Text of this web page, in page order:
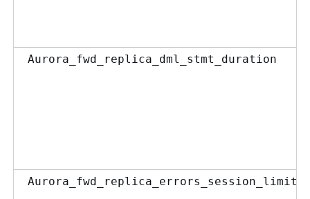
Aurora_fwd_replica_dml_stmt_duration
Aurora_fwd_replica_errors_session_limit